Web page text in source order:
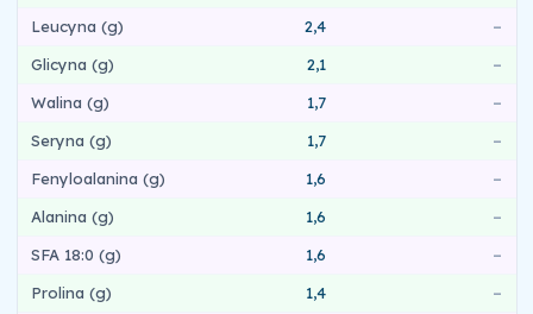
Leucyna (g)
2,4
–
Glicyna (g)
2,1
–
Walina (g)
1,7
–
Seryna (g)
1,7
–
Fenyloalanina (g)
1,6
–
Alanina (g)
1,6
–
SFA 18:0 (g)
1,6
–
Prolina (g)
1,4
–